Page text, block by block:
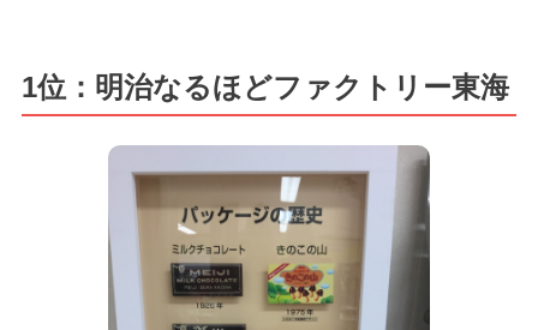
1位：明治なるほどファクトリー東海